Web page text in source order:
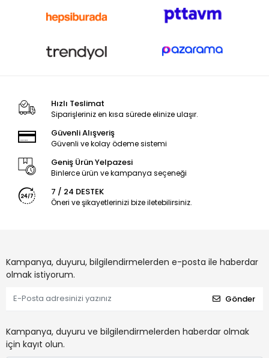
Hızlı Teslimat
Siparişleriniz en kısa sürede elinize ulaşır.
Güvenli Alışveriş
Güvenli ve kolay ödeme sistemi
Geniş Ürün Yelpazesi
Binlerce ürün ve kampanya seçeneği
7 / 24 DESTEK
Öneri ve şikayetlerinizi bize iletebilirsiniz.
Kampanya, duyuru, bilgilendirmelerden e-posta ile haberdar
olmak istiyorum.
Gönder
Kampanya, duyuru ve bilgilendirmelerden haberdar olmak
için kayıt olun.